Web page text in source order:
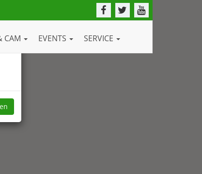
CAM EVENTS SERVICE